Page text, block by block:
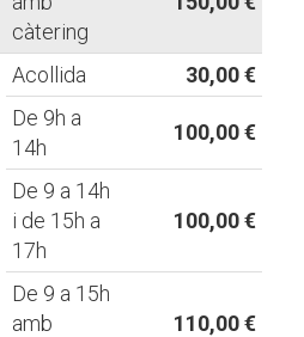
càtering
Acollida
30,00 €
De 9h a
14h
100,00 €
De 9 a 14h
i de 15h a
17h
100,00 €
De 9 a 15h
amb
110,00 €